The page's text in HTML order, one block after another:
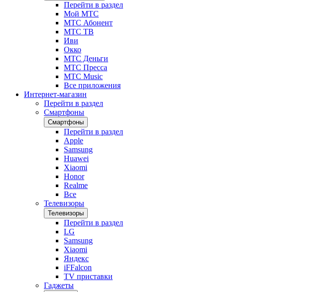
Перейти в раздел
Мой МТС
МТС Абонент
МТС ТВ
Иви
Окко
МТС Деньги
МТС Пресса
МТС Music
Все приложения
Интернет-магазин
Перейти в раздел
Смартфоны
Смартфоны
Перейти в раздел
Apple
Samsung
Huawei
Xiaomi
Honor
Realme
Все
Телевизоры
Телевизоры
Перейти в раздел
LG
Samsung
Xiaomi
Яндекс
iFFalcon
TV приставки
Гаджеты